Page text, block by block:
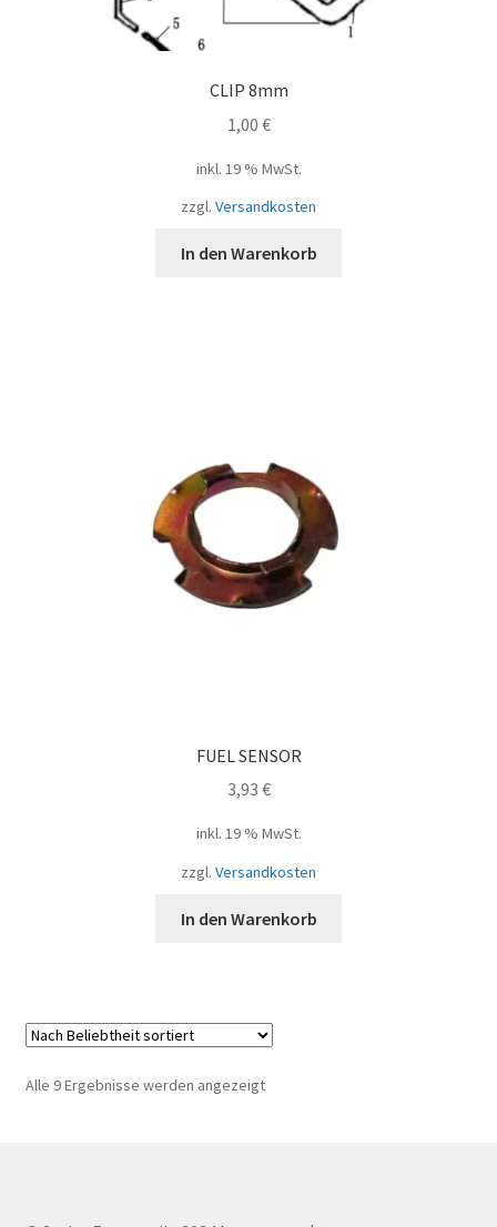
CLIP 8mm
1,00 €
inkl. 19 % MwSt.
zzgl. Versandkosten
In den Warenkorb
FUEL SENSOR
3,93 €
inkl. 19 % MwSt.
zzgl. Versandkosten
In den Warenkorb
Alle 9 Ergebnisse werden angezeigtNach